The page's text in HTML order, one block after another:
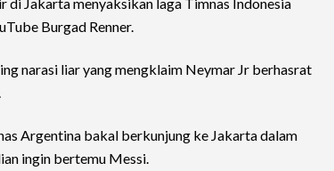
Burgad Renner.
narasi liar yang mengklaim Neymar Jr berhasrat
Argentina bakal berkunjung ke Jakarta dalam
ingin bertemu Messi.